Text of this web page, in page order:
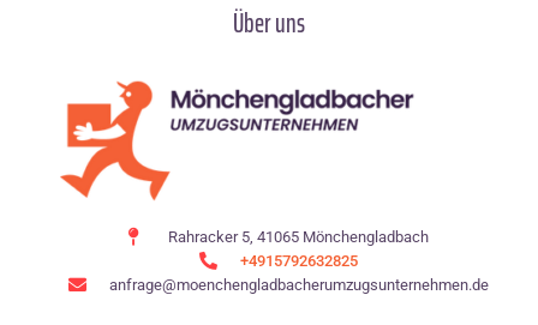
Über uns
Rahracker 5, 41065 Mönchengladbach
+4915792632825
anfrage@moenchen­gladbacherumzugsunternehmen.de